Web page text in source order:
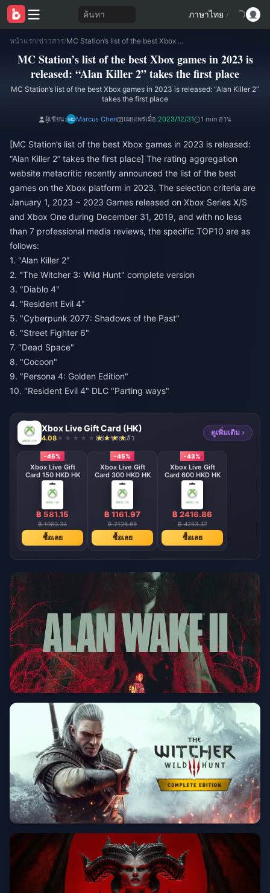
ค้นหา ภาษาไทย /
หน้าแรก/ข่าวสาร/ MC Station’s list of the best Xbox games in 2023 is released: “Alan Killer 2” takes the first place
MC Station’s list of the best Xbox games in 2023 is
released: “Alan Killer 2” takes the first place
MC Station’s list of the best Xbox games in 2023 is released: “Alan Killer 2”
takes the first place
ผู้เขียน: Marcus Chen เผยแพร่เมื่อ:2023/12/31 1 min อ่าน
[MC Station’s list of the best Xbox games in 2023 is released:
“Alan Killer 2” takes the first place] The rating aggregation
website metacritic recently announced the list of the best
games on the Xbox platform in 2023. The selection criteria are
January 1, 2023 ~ 2023 Games released on Xbox Series X/S
and Xbox One during December 31, 2019, and with no less
than 7 professional media reviews, the specific TOP10 are as
follows:
1. "Alan Killer 2"
2. "The Witcher 3: Wild Hunt" complete version
3. "Diablo 4"
4. "Resident Evil 4"
5. "Cyberpunk 2077: Shadows of the Past"
6. "Street Fighter 6"
7. "Dead Space"
8. "Cocoon"
9. "Persona 4: Golden Edition"
10. "Resident Evil 4" DLC "Parting ways"
Xbox Live Gift Card (HK)
4.08 884 ขายแล้ว
ดูเพิ่มเติม ›
-45%
Xbox Live Gift
Card 150 HKD HK
฿ 581.15
฿ 1063.34
ซื้อเลย
-45%
Xbox Live Gift
Card 300 HKD HK
฿ 1161.97
฿ 2126.65
ซื้อเลย
-43%
Xbox Live Gift
Card 600 HKD HK
฿ 2416.86
฿ 4253.37
ซื้อเลย